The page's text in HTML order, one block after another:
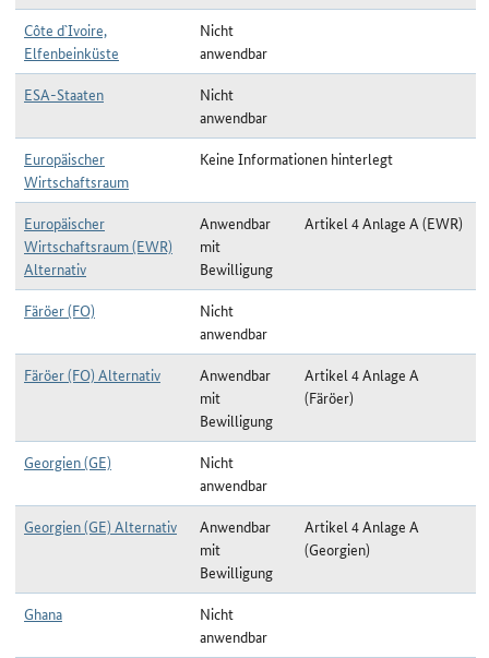
Côte d`Ivoire,
Elfenbeinküste
Nicht
anwendbar
ESA-Staaten
Nicht
anwendbar
Europäischer
Wirtschaftsraum
Keine Informationen hinterlegt
Europäischer
Wirtschaftsraum (EWR)
Alternativ
Anwendbar
mit
Bewilligung
Artikel 4 Anlage A (EWR)
Färöer (FO)
Nicht
anwendbar
Färöer (FO) Alternativ
Anwendbar
mit
Bewilligung
Artikel 4 Anlage A
(Färöer)
Georgien (GE)
Nicht
anwendbar
Georgien (GE) Alternativ
Anwendbar
mit
Bewilligung
Artikel 4 Anlage A
(Georgien)
Ghana
Nicht
anwendbar